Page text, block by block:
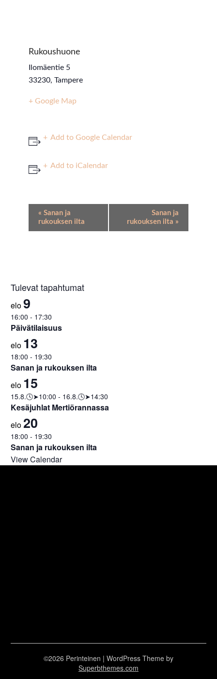
Rukoushuone
Ilomäentie 5
33230, Tampere
+ Google Map
Add to Google Calendar
Add to iCalendar
Event
Navigation
« Sanan ja
rukouksen ilta
Sanan ja
rukouksen ilta »
Tulevat tapahtumat
elo9
16:00 - 17:30
Päivätilaisuus
elo 13
18:00 - 19:30
Sanan ja rukouksen ilta
elo 15
15.8.🕓➤10:00 - 16.8.🕓➤14:30
Kesäjuhlat Mertiörannassa
elo20
18:00 - 19:30
Sanan ja rukouksen ilta
View Calendar
©2026 Perinteinen | WordPress Theme by
Superbthemes.com